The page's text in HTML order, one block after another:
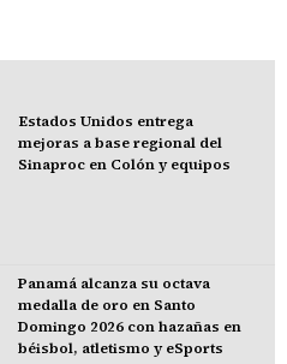
Estados Unidos entrega
mejoras a base regional del
Sinaproc en Colón y equipos
Panamá alcanza su octava
medalla de oro en Santo
Domingo 2026 con hazañas en
béisbol, atletismo y eSports